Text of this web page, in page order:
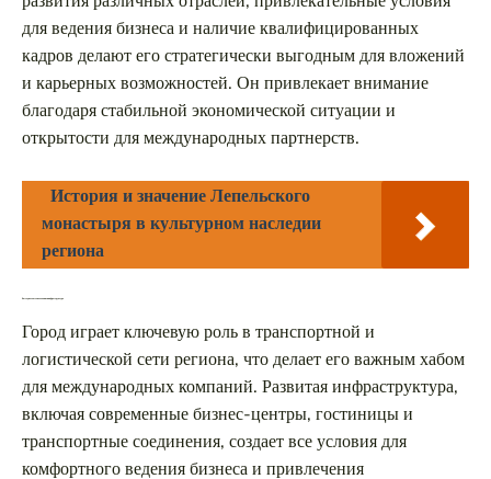
для ведения бизнеса и наличие квалифицированных
кадров делают его стратегически выгодным для вложений
и карьерных возможностей. Он привлекает внимание
благодаря стабильной экономической ситуации и
открытости для международных партнерств.
История и значение Лепельского
монастыря в культурном наследии
региона
Выгодное местоположение и инфраструктура
Город играет ключевую роль в транспортной и
логистической сети региона, что делает его важным хабом
для международных компаний. Развитая инфраструктура,
включая современные бизнес-центры, гостиницы и
транспортные соединения, создает все условия для
комфортного ведения бизнеса и привлечения